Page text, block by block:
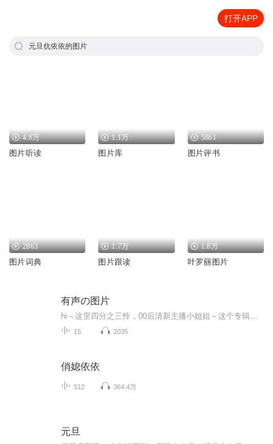
打开APP
元旦伉依依的图片
4.8万
图片听读
1.1万
图片库
5861
图片评书
2863
图片词典
1.7万
图片跟读
1.8万
叶罗丽图片
有声の图片
15 2035
俏媳依依
512 364.4万
元旦